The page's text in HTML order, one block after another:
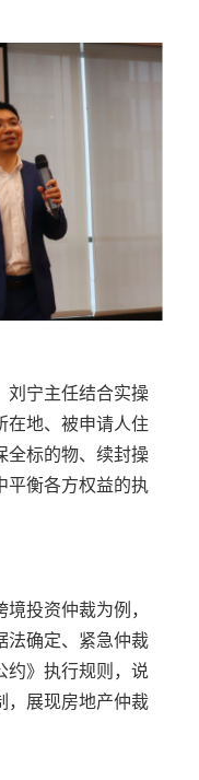
刘宁主任结合实操
在地、被申请人住
全标的物、续封操
平衡各方权益的执
投资仲裁为例，
法确定、紧急仲裁
约》执行规则，说
，展现房地产仲裁